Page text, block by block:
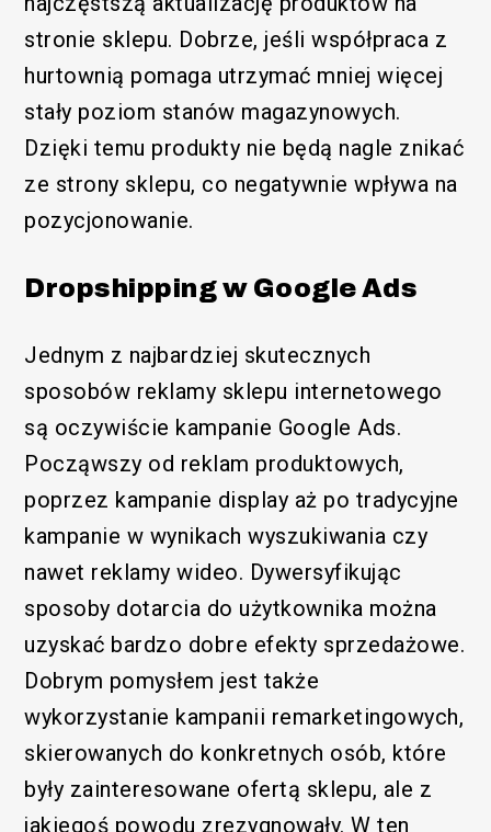
stronie sklepu. Dobrze, jeśli współpraca z
hurtownią pomaga utrzymać mniej więcej
stały poziom stanów magazynowych.
Dzięki temu produkty nie będą nagle znikać
ze strony sklepu, co negatywnie wpływa na
pozycjonowanie.
Dropshipping w Google Ads
Jednym z najbardziej skutecznych
sposobów reklamy sklepu internetowego
są oczywiście kampanie Google Ads.
Począwszy od reklam produktowych,
poprzez kampanie display aż po tradycyjne
kampanie w wynikach wyszukiwania czy
nawet reklamy wideo. Dywersyfikując
sposoby dotarcia do użytkownika można
uzyskać bardzo dobre efekty sprzedażowe.
Dobrym pomysłem jest także
wykorzystanie kampanii remarketingowych,
skierowanych do konkretnych osób, które
były zainteresowane ofertą sklepu, ale z
jakiegoś powodu zrezygnowały. W ten